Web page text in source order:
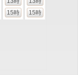
15時
15時